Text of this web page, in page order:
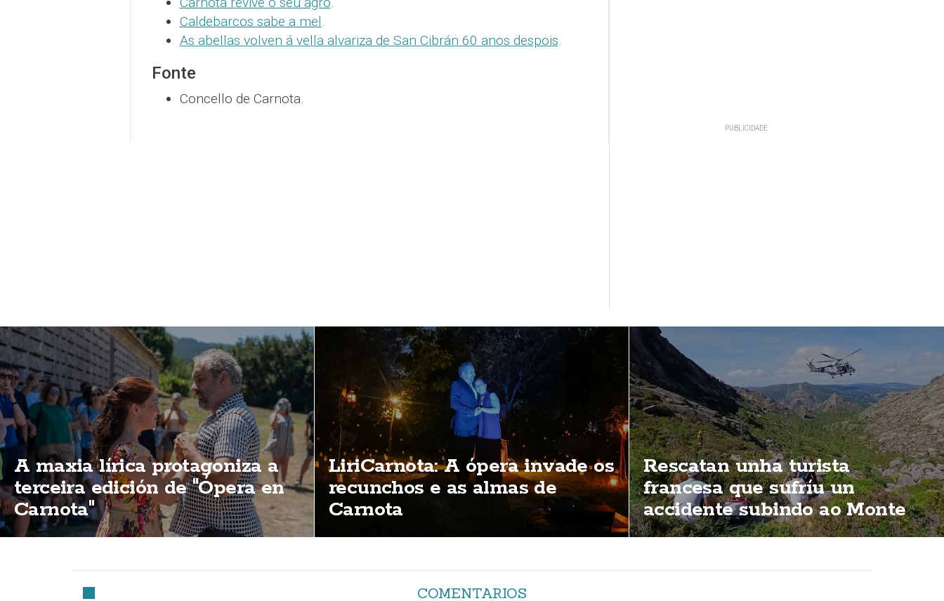
Caldebarcos sabe a mel.
As abellas volven á vella alvariza de San Cibrán 60 anos despois.
Fonte
Concello de Carnota.
A maxia lírica protagoniza a
terceira edición de "Ópera en
Carnota"
LiriCarnota: A ópera invade os
recunchos e as almas de
Carnota
Rescatan unha turista
francesa que sufríu un
accidente subindo ao Monte
Pindo
COMENTARIOS